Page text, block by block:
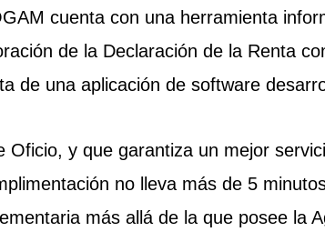
cuenta con una herramienta
de la Declaración de la Renta
de una aplicación de software
Oficio, y que garantiza un mejor
no lleva más de 5
más allá de la que posee la